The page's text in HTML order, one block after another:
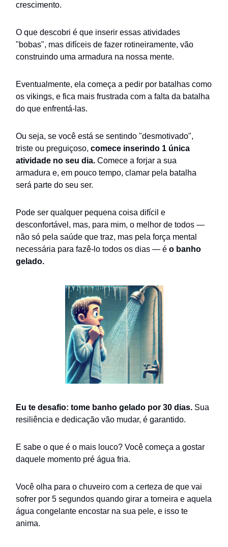
crescimento.
O que descobri é que inserir essas atividades
"bobas", mas difíceis de fazer rotineiramente, vão
construindo uma armadura na nossa mente.
Eventualmente, ela começa a pedir por batalhas como
os vikings, e fica mais frustrada com a falta da batalha
do que enfrentá-las.
Ou seja, se você está se sentindo "desmotivado",
triste ou preguiçoso, comece inserindo 1 única
atividade no seu dia. Comece a forjar a sua
armadura e, em pouco tempo, clamar pela batalha
será parte do seu ser.
Pode ser qualquer pequena coisa difícil e
desconfortável, mas, para mim, o melhor de todos —
não só pela saúde que traz, mas pela força mental
necessária para fazê-lo todos os dias — é o banho
gelado.
Eu te desafio: tome banho gelado por 30 dias. Sua
resiliência e dedicação vão mudar, é garantido.
E sabe o que é o mais louco? Você começa a gostar
daquele momento pré água fria.
Você olha para o chuveiro com a certeza de que vai
sofrer por 5 segundos quando girar a torneira e aquela
água congelante encostar na sua pele, e isso te
anima.